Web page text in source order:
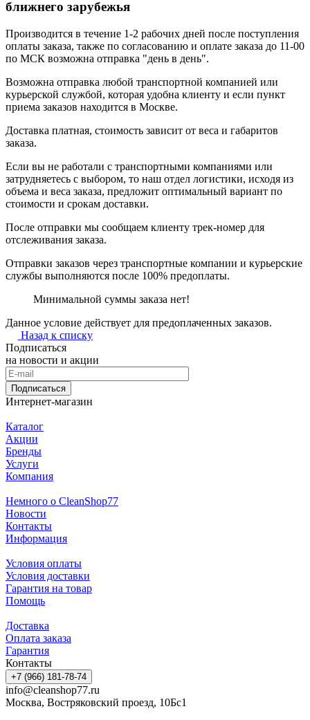
ближнего зарубежья
Производится в течение 1-2 рабочих дней после поступления
оплаты заказа, также по согласованию и оплате заказа до 11-00
по МСК возможна отправка "день в день".
Возможна отправка любой транспортной компанией или
курьерской службой, которая удобна клиенту и если пункт
приема заказов находится в Москве.
Доставка платная, стоимость зависит от веса и габаритов
заказа.
Если вы не работали с транспортными компаниями или
затрудняетесь с выбором, то наш отдел логистики, исходя из
объема и веса заказа, предложит оптимальный вариант по
стоимости и срокам доставки.
После отправки мы сообщаем клиенту трек-номер для
отслеживания заказа.
Отправки заказов через транспортные компании и курьерские
службы выполняются после 100% предоплаты.
Минимальной суммы заказа нет!
Данное условие действует для предоплаченных заказов.
Назад к списку
Подписаться
на новости и акции
Подписаться
Интернет-магазин
Каталог
Акции
Бренды
Услуги
Компания
Немного о CleanShop77
Новости
Контакты
Информация
Условия оплаты
Условия доставки
Гарантия на товар
Помощь
Доставка
Оплата заказа
Гарантия
Контакты
+7 (966) 181-78-74
info@cleanshop77.ru
Москва, Востряковский проезд, 10Бс1